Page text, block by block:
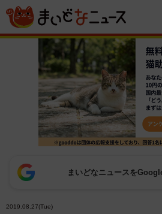
まいどなニュースを
2019.08.27(Tue)